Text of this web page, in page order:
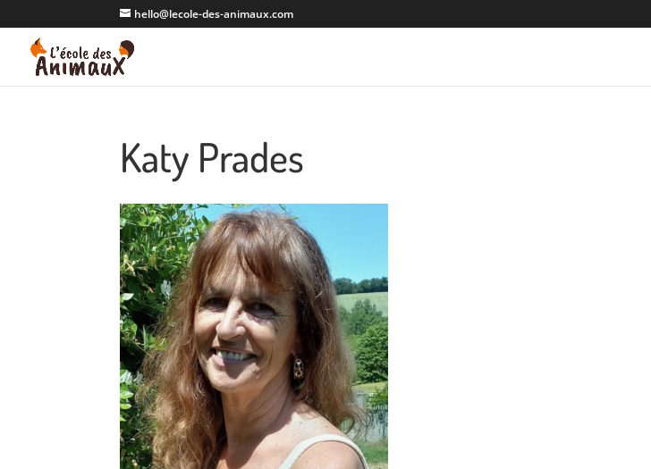
hello@lecole-des-animaux.com
Katy Prades